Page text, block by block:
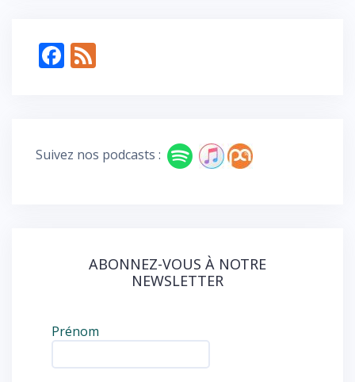
F
o
Suivez nos podcasts :
ABONNEZ-VOUS À NOTRE
NEWSLETTER
Prénom